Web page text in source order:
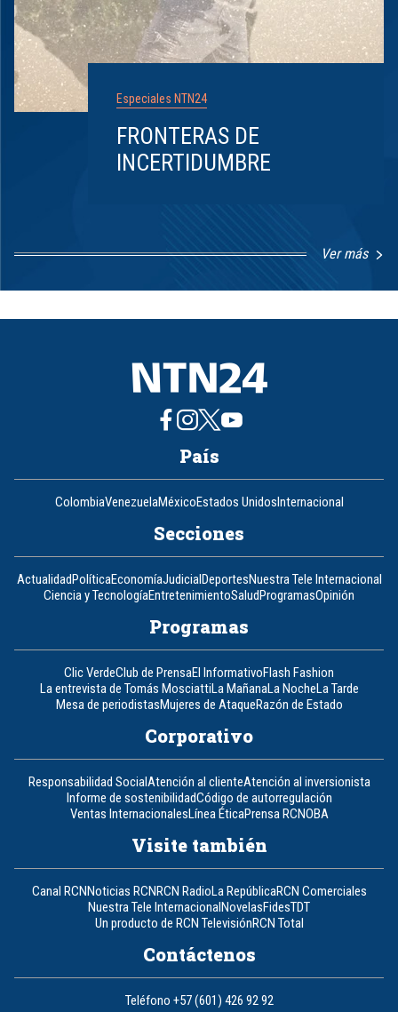
Especiales NTN24
FRONTERAS DE
INCERTIDUMBRE
Ver más
1
8
País
ColombiaVenezuelaMéxicoEstados UnidosInternacional
Secciones
ActualidadPolíticaEconomíaJudicialDeportesNuestra Tele Internacional
Ciencia y TecnologíaEntretenimientoSaludProgramasOpinión
Programas
Clic VerdeClub de PrensaEl InformativoFlash Fashion
La entrevista de Tomás MosciattiLa MañanaLa NocheLa Tarde
Mesa de periodistasMujeres de AtaqueRazón de Estado
Corporativo
Responsabilidad SocialAtención al clienteAtención al inversionista
Informe de sostenibilidadCódigo de autorregulación
Ventas InternacionalesLínea ÉticaPrensa RCNOBA
Visite también
Canal RCNNoticias RCNRCN RadioLa RepúblicaRCN Comerciales
Nuestra Tele InternacionalNovelasFidesTDT
Un producto de RCN TelevisiónRCN Total
Contáctenos
Teléfono +57 (601) 426 92 92